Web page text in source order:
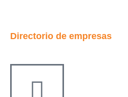
Directorio de empresas